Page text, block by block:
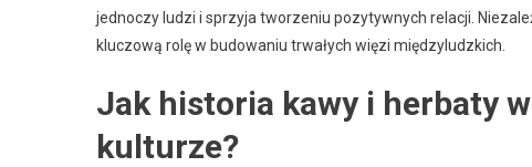
jednoczy ludzi i sprzyja tworzeniu pozytywnych relacji.
kluczową rolę w budowaniu trwałych więzi międzyludzkich.
Jak historia kawy i herbaty
kulturze?